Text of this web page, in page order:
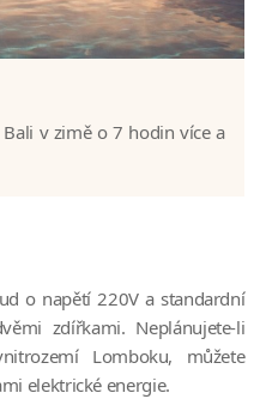
v zimě o 7 hodin více a
o napětí 220V a standardní
zdířkami. Neplánujete-li
Lomboku, můžete
elektrické energie.